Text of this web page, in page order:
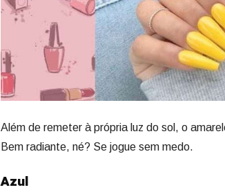
Além de remeter à própria luz do sol, o
Bem radiante, né? Se jogue sem medo.
Azul